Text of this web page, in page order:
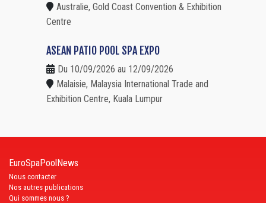
Australie, Gold Coast Convention & Exhibition
Centre
ASEAN PATIO POOL SPA EXPO
Du 10/09/2026 au 12/09/2026
Malaisie, Malaysia International Trade and
Exhibition Centre, Kuala Lumpur
EuroSpaPoolNews
Nous contacter
Nos autres publications
Qui sommes nous ?